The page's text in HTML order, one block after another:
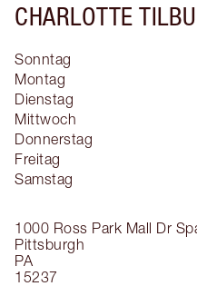
CHARLOTTE
1000 Ross Park Mall Dr
Pittsburgh
PA
15237
Sonntag
Montag
Dienstag
Mittwoch
Donnerstag
Freitag
Samstag